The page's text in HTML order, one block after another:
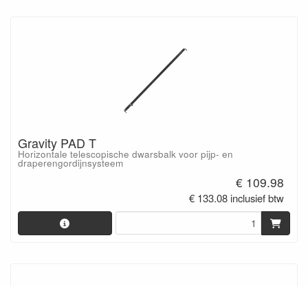
Gravity PAD T
Horizontale telescopische dwarsbalk voor pijp- en
draperengordijnsysteem
€ 109.98
€ 133.08 inclusief btw